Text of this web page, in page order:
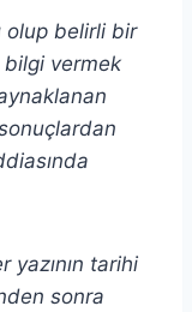
olup belirli bir
bilgi vermek
yazının tarihi
sonra